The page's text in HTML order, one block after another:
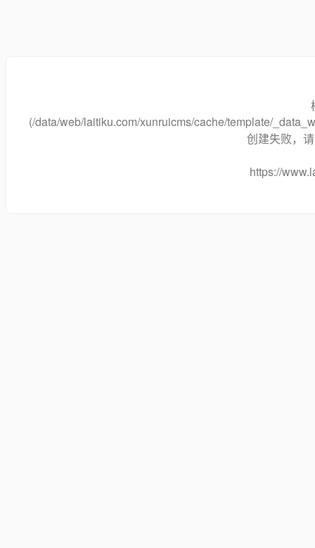
(/data/web/laitiku.com/xunruicms/cache/template/
创建失败，
https://